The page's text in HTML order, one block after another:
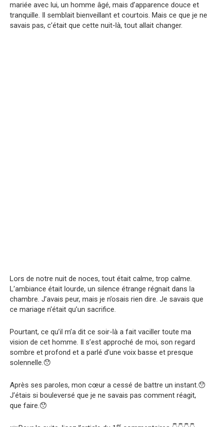
mariée avec lui, un homme âgé, mais d’apparence douce et
tranquille. Il semblait bienveillant et courtois. Mais ce que je ne
savais pas, c’était que cette nuit-là, tout allait changer.
Lors de notre nuit de noces, tout était calme, trop calme.
L’ambiance était lourde, un silence étrange régnait dans la
chambre. J’avais peur, mais je n’osais rien dire. Je savais que
ce mariage n’était qu’un sacrifice.
Pourtant, ce qu’il m’a dit ce soir-là a fait vaciller toute ma
vision de cet homme. Il s’est approché de moi, son regard
sombre et profond et a parlé d’une voix basse et presque
solennelle.😯
Après ses paroles, mon cœur a cessé de battre un instant.😯
J’étais si bouleversé que je ne savais pas comment réagit,
que faire.😯